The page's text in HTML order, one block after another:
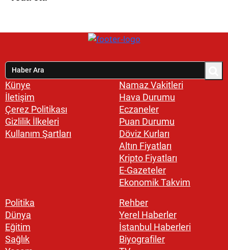
Künye
İletişim
Çerez Politikası
Gizlilik İlkeleri
Kullanım Şartları
Namaz Vakitleri
Hava Durumu
Eczaneler
Puan Durumu
Döviz Kurları
Altın Fiyatları
Kripto Fiyatları
E-Gazeteler
Ekonomik Takvim
Politika
Dünya
Eğitim
Sağlık
Rehber
Yerel Haberler
İstanbul Haberleri
Biyografiler